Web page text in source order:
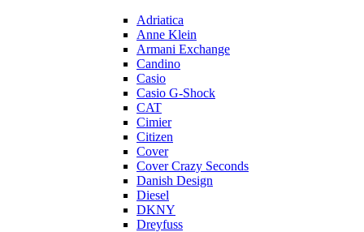
Adriatica
Anne Klein
Armani Exchange
Candino
Casio
Casio G-Shock
CAT
Cimier
Citizen
Cover
Cover Crazy Seconds
Danish Design
Diesel
DKNY
Dreyfuss